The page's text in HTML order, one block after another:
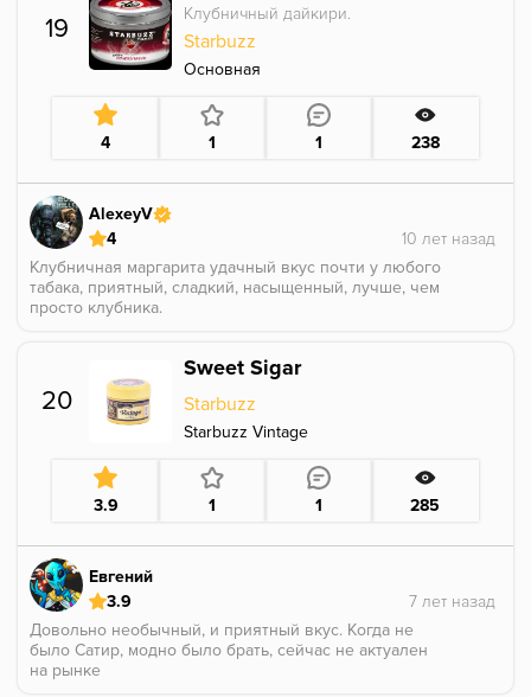
19 Клубничный дайкири.
Starbuzz
Основная
4 1 1 238
AlexeyV
4
Клубничная маргарита удачный вкус почти у любого
табака, приятный, сладкий, насыщенный, лучше, чем
просто клубника.
20
Sweet Sigar
Starbuzz
Starbuzz Vintage
3.9 1 1 285
Евгений
3.9
Довольно необычный, и приятный вкус. Когда не
было Сатир, модно было брать, сейчас не актуален
на рынке